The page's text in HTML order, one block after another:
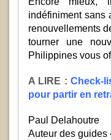
indéfiniment sans
renouvellements
tourner une
Philippines vous
A LIRE : Check-
pour partir en
Paul Delahoutre
Auteur des guides